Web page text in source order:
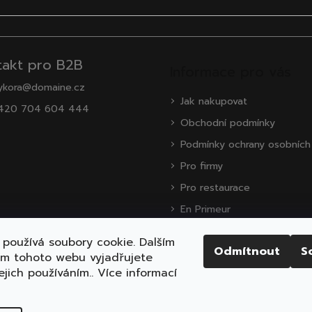
soubory cookie. Dalším
tohoto webu vyjadřujete
používáním.. Více informací
Odmítnout
pro B2B
704 604 444
Jak nakupovat
Obchodní podmínky
Podmínky ochrany
Pro firmy
Pro restaurace
En Primeur
Zákaznická podpora